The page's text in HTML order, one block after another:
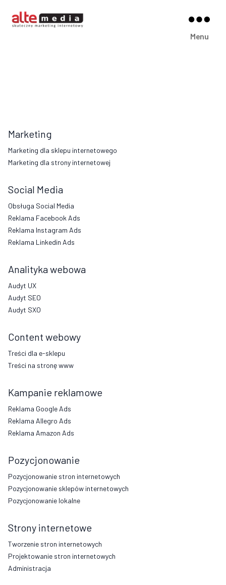
Menu
Marketing
Marketing dla sklepu internetowego
Marketing dla strony internetowej
Social Media
Obsługa Social Media
Reklama Facebook Ads
Reklama Instagram Ads
Reklama Linkedin Ads
Analityka webowa
Audyt UX
Audyt SEO
Audyt SXO
Content webowy
Treści dla e-sklepu
Treści na stronę www
Kampanie reklamowe
Reklama Google Ads
Reklama Allegro Ads
Reklama Amazon Ads
Pozycjonowanie
Pozycjonowanie stron internetowych
Pozycjonowanie sklepów internetowych
Pozycjonowanie lokalne
Strony internetowe
Tworzenie stron internetowych
Projektowanie stron internetowych
Administracja